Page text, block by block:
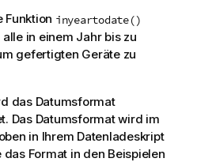
Funktion inyeartodate()
in einem Jahr bis zu
gefertigten Geräte zu
das Datumsformat
Das Datumsformat wird im
in Ihrem Datenladeskript
Format in den Beispielen